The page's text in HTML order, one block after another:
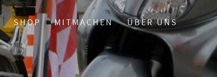
SHOP MITMACHEN ÜBER UNS